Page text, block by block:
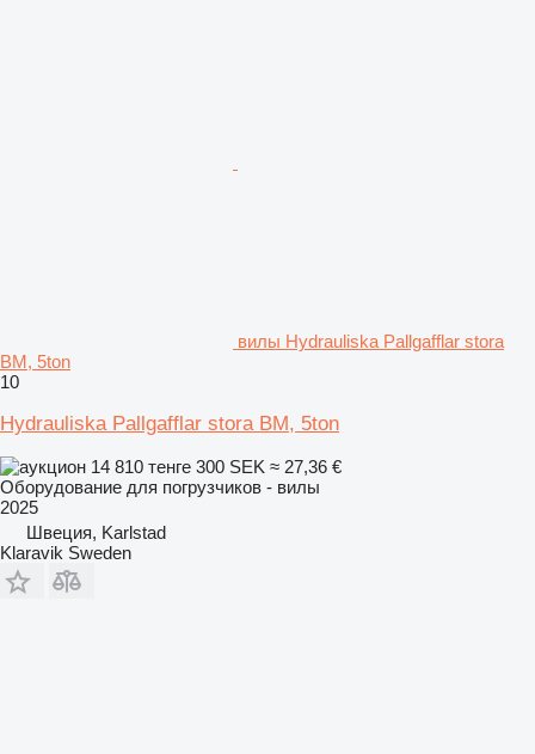
вилы Hydrauliska Pallgafflar stora
BM, 5ton
10
Hydrauliska Pallgafflar stora BM, 5ton
14 810 тенге 300 SEK ≈ 27,36 €
Оборудование для погрузчиков - вилы
2025
Швеция, Karlstad
Klaravik Sweden